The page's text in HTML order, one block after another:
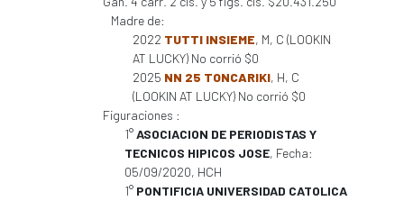
Madre de:
2022 TUTTI INSIEME, M, C (LOOKIN
AT LUCKY) No corrió $0
2025 NN 25 TONCARIKI, H, C
(LOOKIN AT LUCKY) No corrió $0
Figuraciones :
1°ASOCIACION DE PERIODISTAS Y
TECNICOS HIPICOS JOSE, Fecha:
05/09/2020, HCH
1° PONTIFICIA UNIVERSIDAD CATOLICA